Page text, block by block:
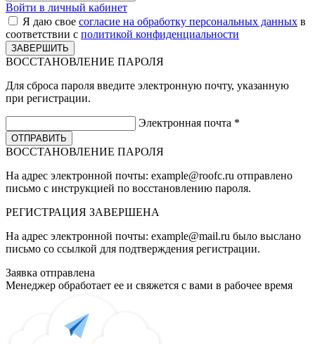
Войти в личный кабинет
Я даю свое согласие на обработку персональных данных в
соответствии с политикой конфиденциальности
ВОССТАНОВЛЕНИЕ ПАРОЛЯ
Для сброса пароля введите электронную почту, указанную
при регистрации.
Электронная почта *
ВОССТАНОВЛЕНИЕ ПАРОЛЯ
На адрес электронной почты: example@roofc.ru отправлено
письмо с инструкцией по восстановлению пароля.
РЕГИСТРАЦИЯ ЗАВЕРШЕНА
На адрес электронной почты: example@mail.ru было выслано
письмо со ссылкой для подтверждения регистрации.
Заявка отправлена
Менеджер обработает ее и свяжется с вами в рабочее время